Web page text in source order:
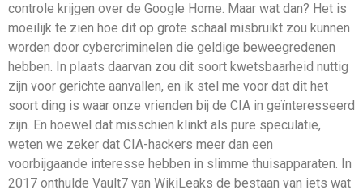
controle krijgen over de Google Home. Maar wat dan? Het is
moeilijk te zien hoe dit op grote schaal misbruikt zou kunnen
worden door cybercriminelen die geldige beweegredenen
hebben. In plaats daarvan zou dit soort kwetsbaarheid nuttig
zijn voor gerichte aanvallen, en ik stel me voor dat dit het
soort ding is waar onze vrienden bij de CIA in geïnteresseerd
zijn. En hoewel dat misschien klinkt als pure speculatie,
weten we zeker dat CIA-hackers meer dan een
voorbijgaande interesse hebben in slimme thuisapparaten. In
2017 onthulde Vault7 van WikiLeaks de bestaan van iets wat